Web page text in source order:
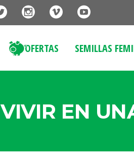
OFERTAS SEMILLAS
VIVIR EN